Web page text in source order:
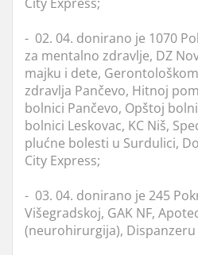
- 02. 04. donirano je 1070
za mentalno zdravlje, DZ
majku i dete,
zdravlja Pančevo, Hitnoj
bolnici Pančevo, Opštoj
bolnici Leskovac, KC Niš,
plućne bolesti u Surdulici,
City Express;
- 03. 04. donirano je 245
Višegradskoj, GAK NF,
(neurohirurgija), Dispanzeru